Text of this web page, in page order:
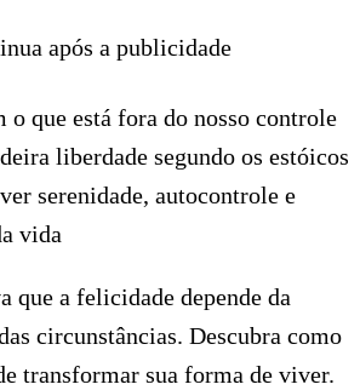
após a publicidade
o que está fora do nosso controle
liberdade segundo os estóicos
serenidade, autocontrole e
vida
que a felicidade depende da
circunstâncias. Descubra como
transformar sua forma de viver.